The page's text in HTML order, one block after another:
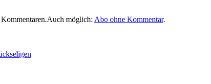
möglich: Abo ohne Kommentar.